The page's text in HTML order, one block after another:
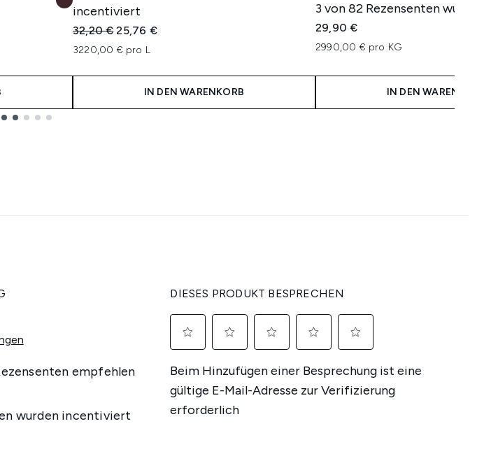
incentiviert
Unverbindliche Preisempfehlung:
32,20 €Aktueller Preis:
25,76 €
3220,00 € pro L
IN DEN WARENKORB
3 von 82 Rezensenten
29,90 €
2990,00 € pro KG
IN DEN WARENKORB